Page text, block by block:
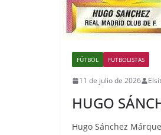
FÚTBOL FUTBOLISTAS
11 de julio de 2026
HUGO
Hugo Sánchez